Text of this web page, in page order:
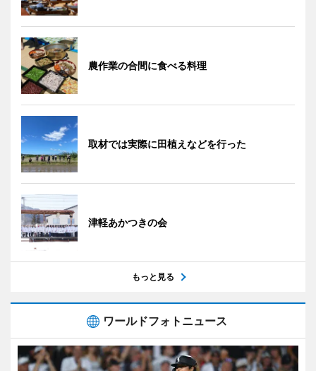
農作業の合間に食べる料理
取材では実際に田植えなどを行った
津軽あかつきの会
もっと見る
ワールドフォトニュース